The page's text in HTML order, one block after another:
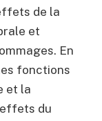
de la
et
En
fonctions
et la
du